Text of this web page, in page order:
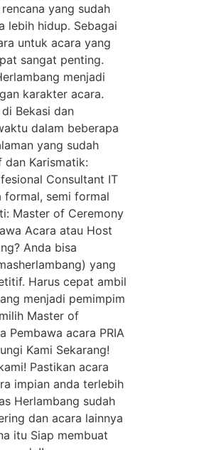
yang sudah
lebih hidup. Sebagai
untuk acara yang
sangat penting.
menjadi
karakter acara.
Bekasi dan
dalam beberapa
yang sudah
Karismatik:
Consultant IT
formal, semi formal
Master of Ceremony
Acara atau Host
Anda bisa
yang
Harus cepat ambil
menjadi pemimpim
Master of
Pembawa acara PRIA
Kami Sekarang!
Pastikan acara
impian anda terlebih
Herlambang sudah
dan acara lainnya
itu Siap membuat